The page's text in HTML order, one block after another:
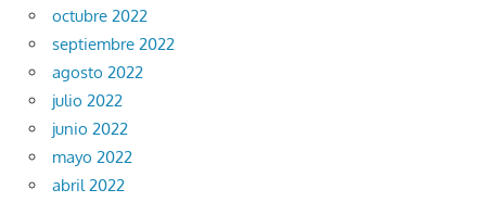
octubre 2022
septiembre 2022
agosto 2022
julio 2022
junio 2022
mayo 2022
abril 2022